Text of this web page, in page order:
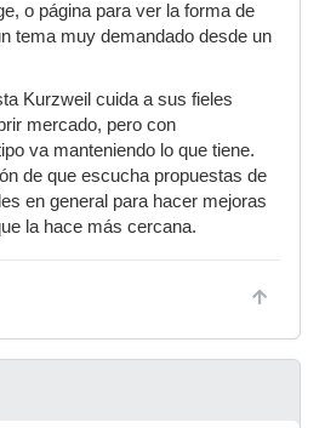
o página para ver la forma de
tema muy demandado desde un
Kurzweil cuida a sus fieles
mercado, pero con
va manteniendo lo que tiene.
de que escucha propuestas de
en general para hacer mejoras
la hace más cercana.